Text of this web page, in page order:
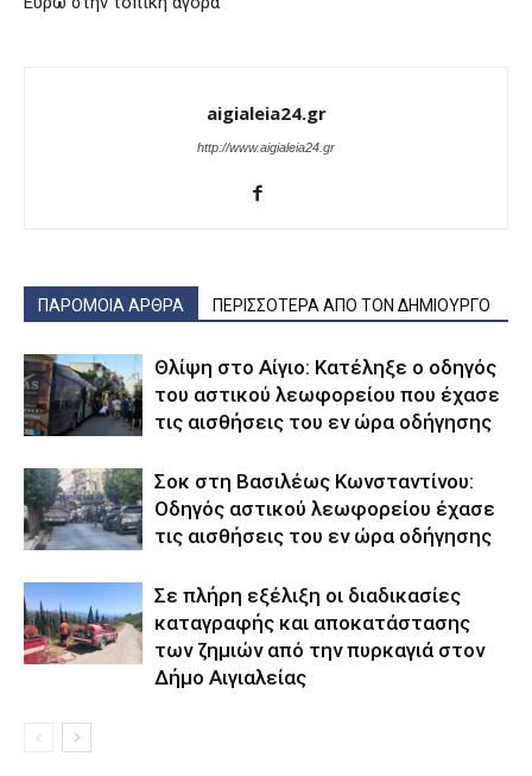
aigialeia24.gr
http://www.aigialeia24.gr
ΠΑΡΟΜΟΙΑ ΑΡΘΡΑ ΠΕΡΙΣΣΟΤΕΡΑ ΑΠΟ ΤΟΝ ΔΗΜΙΟΥΡΓΟ
Θλίψη στο Αίγιο: Κατέληξε ο οδηγός
του αστικού λεωφορείου που έχασε
τις αισθήσεις του εν ώρα οδήγησης
Σοκ στη Βασιλέως Κωνσταντίνου:
Οδηγός αστικού λεωφορείου έχασε
τις αισθήσεις του εν ώρα οδήγησης
Σε πλήρη εξέλιξη οι διαδικασίες
καταγραφής και αποκατάστασης
των ζημιών από την πυρκαγιά στον
Δήμο Αιγιαλείας